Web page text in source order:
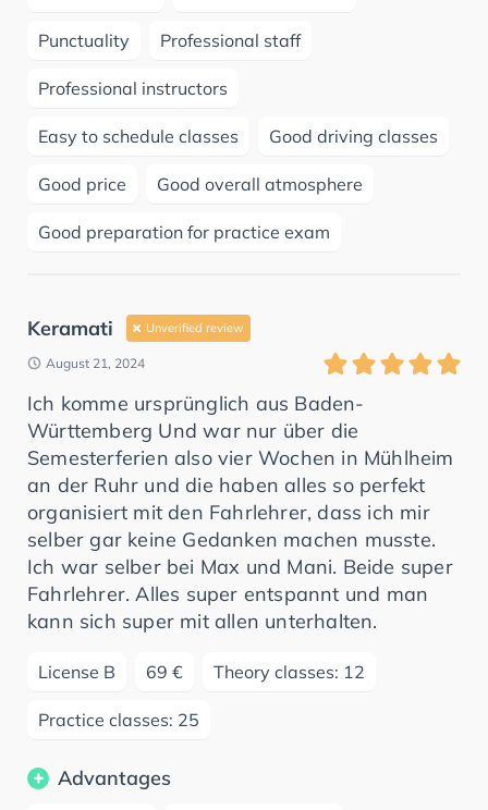
Punctuality Professional staff
Professional instructors
Easy to schedule classes Good driving classes
Good price Good overall atmosphere
Good preparation for practice exam
Keramati Unverified review
August 21, 2024
Ich komme ursprünglich aus Baden-
Württemberg Und war nur über die
Semesterferien also vier Wochen in Mühlheim
an der Ruhr und die haben alles so perfekt
organisiert mit den Fahrlehrer, dass ich mir
selber gar keine Gedanken machen musste.
Ich war selber bei Max und Mani. Beide super
Fahrlehrer. Alles super entspannt und man
kann sich super mit allen unterhalten.
License B 69 € Theory classes: 12
Practice classes: 25
Advantages